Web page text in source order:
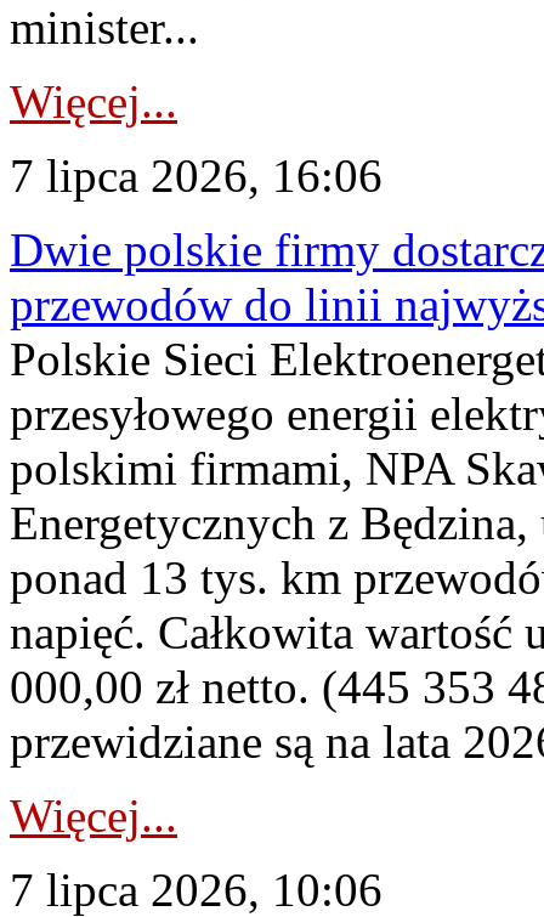
minister...
Więcej...
7 lipca 2026, 16:06
Dwie polskie firmy
przewodów do linii
Polskie Sieci
przesyłowego energii
polskimi firmami, NPA
Energetycznych z
ponad 13 tys. km
napięć. Całkowita
000,00 zł netto. (445 353
przewidziane są na lata
Więcej...
7 lipca 2026, 10:06